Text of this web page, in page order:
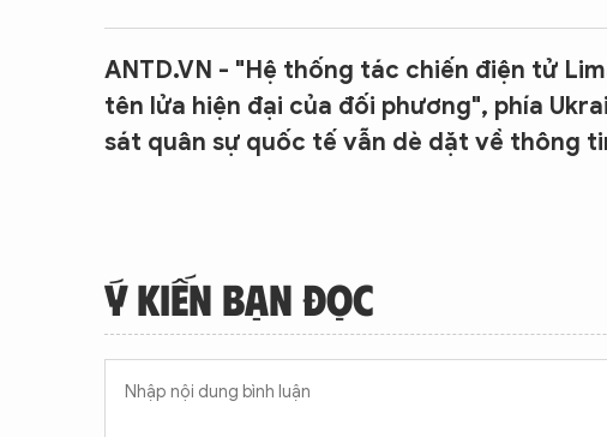
ANTD.VN - "Hệ thống tác chiến điện tử
tên lửa hiện đại của đối phương", phía
sát quân sự quốc tế vẫn dè dặt về thông
Ý KIẾN BẠN ĐỌC